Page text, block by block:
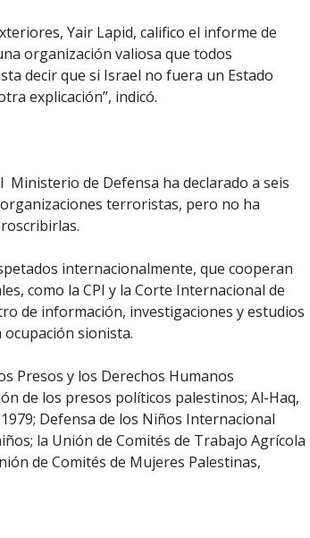
Yair Lapid, califico el informe de
organización valiosa que todos
decir que si Israel no fuera un Estado
explicación”, indicó.
Ministerio de Defensa ha declarado a seis
terroristas, pero no ha
internacionalmente, que cooperan
como la CPI y la Corte Internacional de
de información, investigaciones y estudios
sionista.
Presos y los Derechos Humanos
de los presos políticos palestinos; Al-Haq,
Defensa de los Niños Internacional
la Unión de Comités de Trabajo Agrícola
de Comités de Mujeres Palestinas,